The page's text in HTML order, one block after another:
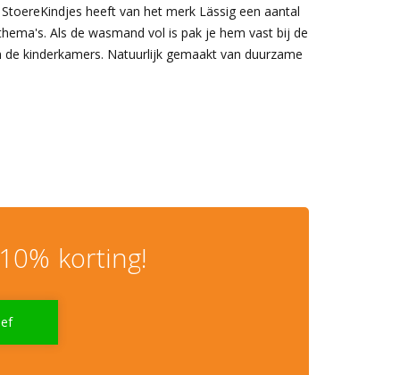
heeft van het merk Lässig een aantal
Als de wasmand vol is pak je hem vast bij de
kinderkamers. Natuurlijk gemaakt van duurzame
korting!